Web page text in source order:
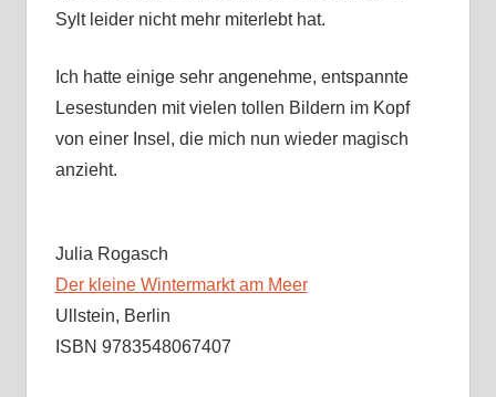
Sylt leider nicht mehr miterlebt hat.
Ich hatte einige sehr angenehme, entspannte
Lesestunden mit vielen tollen Bildern im Kopf
von einer Insel, die mich nun wieder magisch
anzieht.
Julia Rogasch
Der kleine Wintermarkt am Meer
Ullstein, Berlin
ISBN 9783548067407